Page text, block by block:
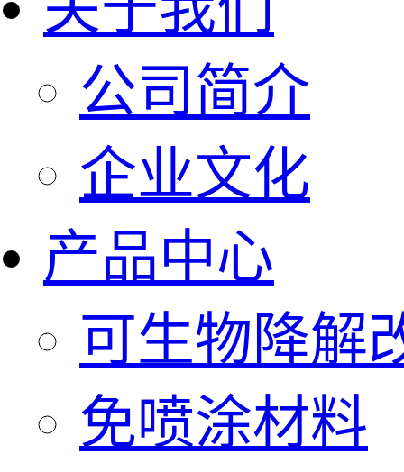
公司简介
企业文化
产品中心
可生物降解
免喷涂材料